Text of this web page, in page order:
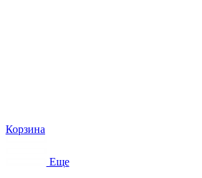
Корзина
Еще